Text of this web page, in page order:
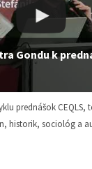
Gondu k
prednášok CEQLS,
historik, sociológ a